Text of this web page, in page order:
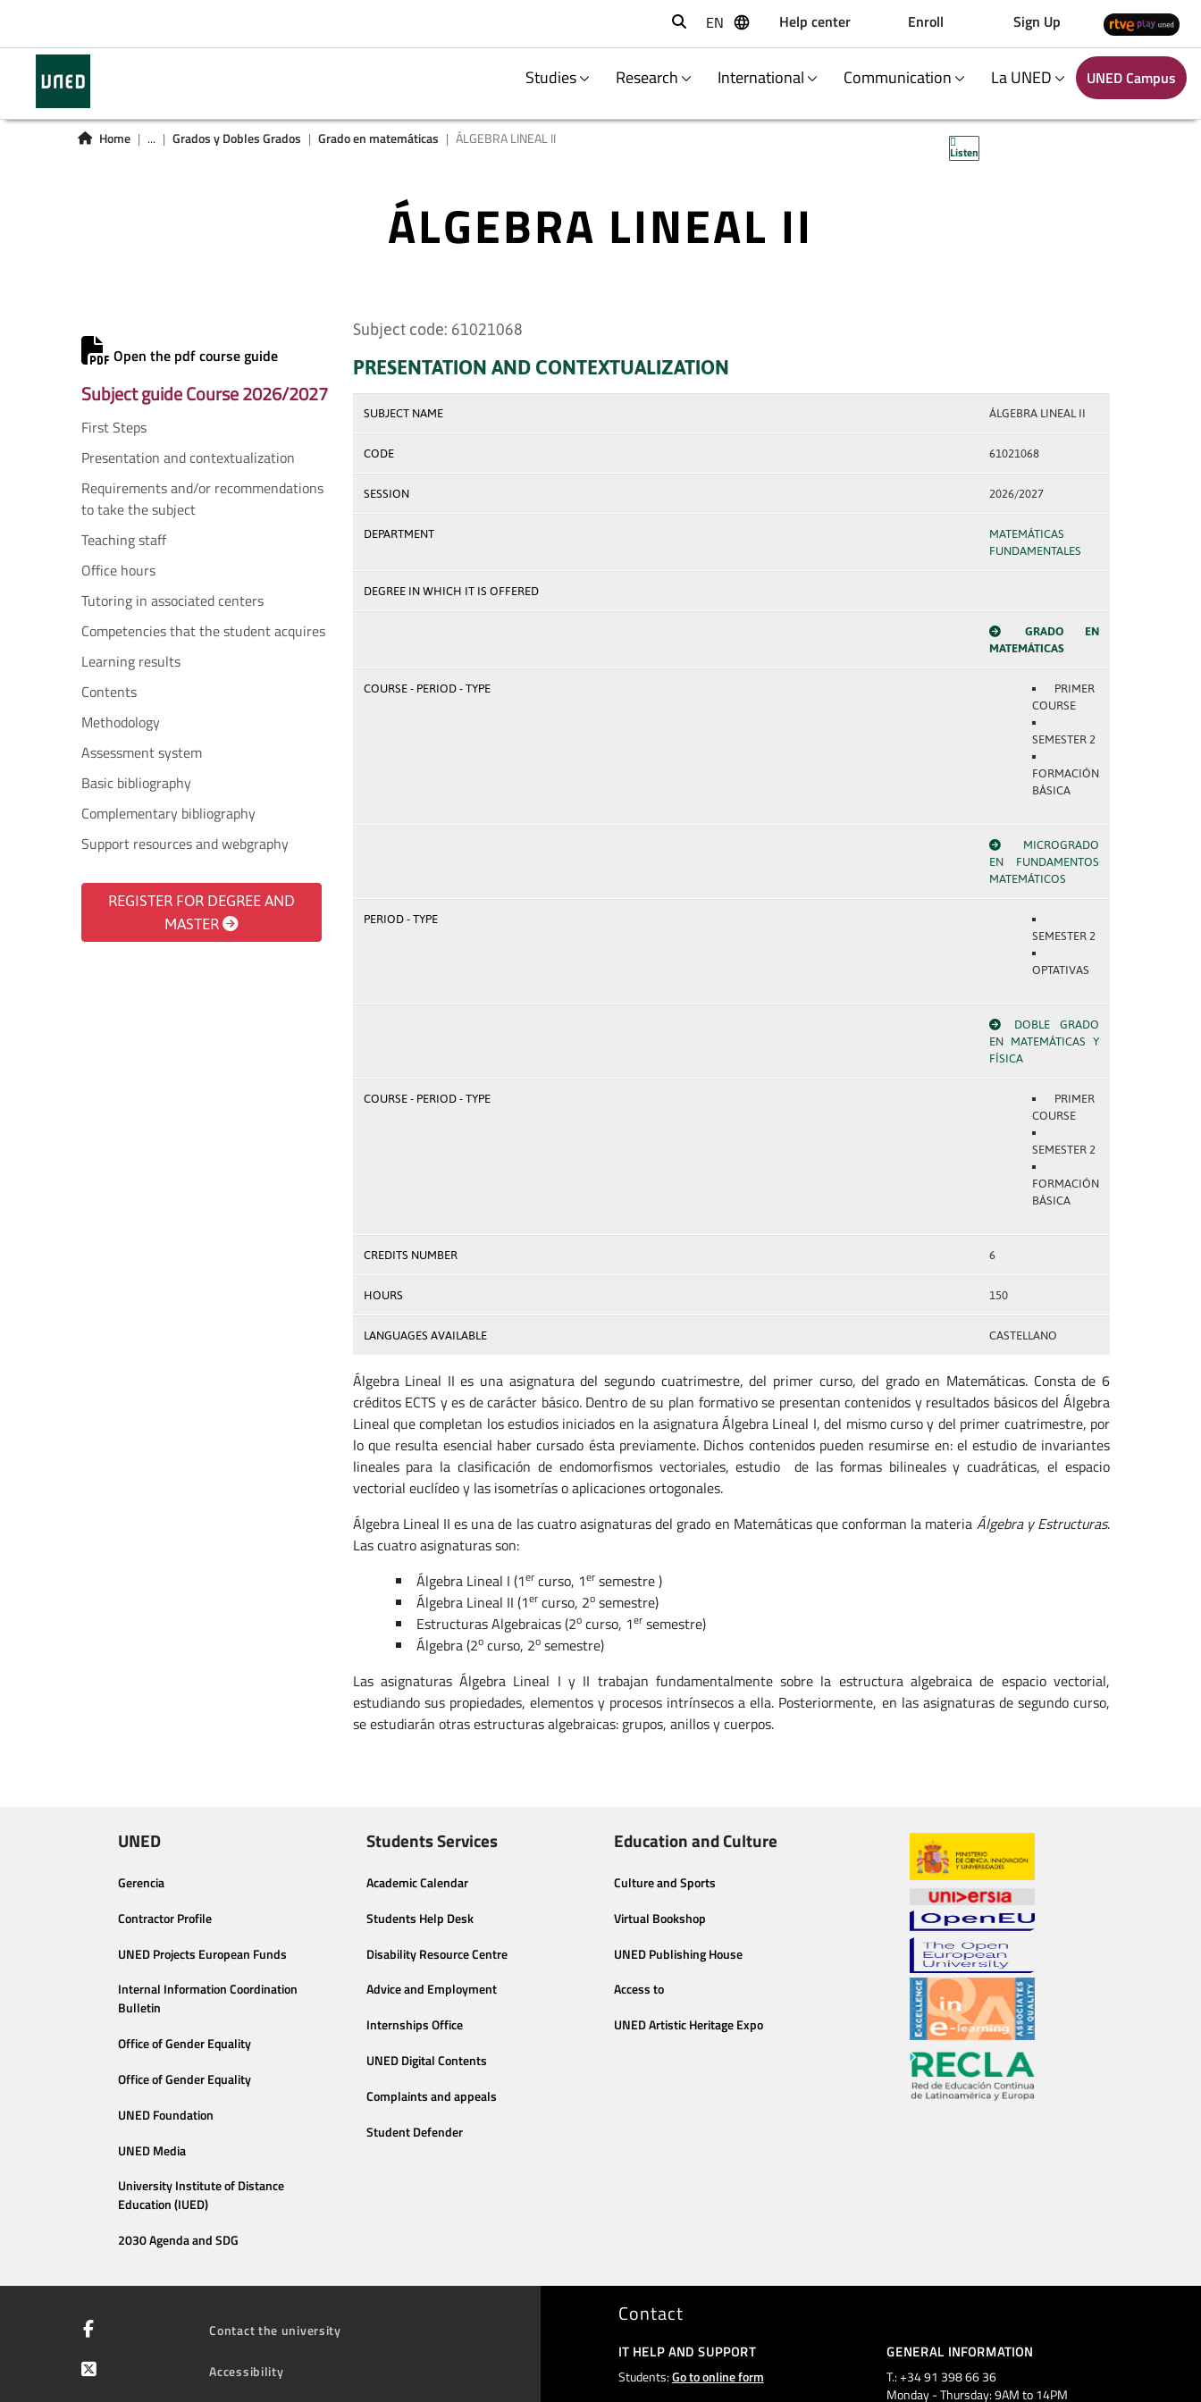
Buscar
EN Help center Enroll Sign Up
Studies Research International Communication La UNED UNED Campus
Home ... Grados y Dobles Grados Grado en matemáticas ÁLGEBRA LINEAL II
Listen
ÁLGEBRA LINEAL II
Open the pdf course guide
Subject guide Course 2026/2027
First Steps
Presentation and contextualization
Requirements and/or recommendations
to take the subject
Teaching staff
Office hours
Tutoring in associated centers
Competencies that the student acquires
Learning results
Contents
Methodology
Assessment system
Basic bibliography
Complementary bibliography
Support resources and webgraphy
REGISTER FOR DEGREE AND
MASTER
Subject code: 61021068
PRESENTATION AND CONTEXTUALIZATION
SUBJECT NAME ÁLGEBRA LINEAL II
CODE 61021068
SESSION 2026/2027
DEPARTMENT
MATEMÁTICAS
FUNDAMENTALES
DEGREE IN WHICH IT IS OFFERED
GRADO EN
MATEMÁTICAS
COURSE - PERIOD - TYPE
PRIMER
COURSE
SEMESTER 2
FORMACIÓN
BÁSICA
MICROGRADO
EN FUNDAMENTOS
MATEMÁTICOS
PERIOD - TYPE
SEMESTER 2
OPTATIVAS
DOBLE GRADO
EN MATEMÁTICAS Y
FÍSICA
COURSE - PERIOD - TYPE
PRIMER
COURSE
SEMESTER 2
FORMACIÓN
BÁSICA
CREDITS NUMBER 6
HOURS 150
LANGUAGES AVAILABLE CASTELLANO
Álgebra Lineal II es una asignatura del segundo cuatrimestre, del primer curso, del grado en Matemáticas. Consta de 6
créditos ECTS y es de carácter básico. Dentro de su plan formativo se presentan contenidos y resultados básicos del Álgebra
Lineal que completan los estudios iniciados en la asignatura Álgebra Lineal I, del mismo curso y del primer cuatrimestre, por
lo que resulta esencial haber cursado ésta previamente. Dichos contenidos pueden resumirse en: el estudio de invariantes
lineales para la clasificación de endomorfismos vectoriales, estudio de las formas bilineales y cuadráticas, el espacio
vectorial euclídeo y las isometrías o aplicaciones ortogonales.
Álgebra Lineal II es una de las cuatro asignaturas del grado en Matemáticas que conforman la materia Álgebra y Estructuras.
Las cuatro asignaturas son:
Álgebra Lineal I (1ercurso, 1ersemestre )
Álgebra Lineal II (1ercurso, 2osemestre)
Estructuras Algebraicas (2ocurso, 1ersemestre)
Álgebra (2ocurso, 2osemestre)
Las asignaturas Álgebra Lineal I y II trabajan fundamentalmente sobre la estructura algebraica de espacio vectorial,
estudiando sus propiedades, elementos y procesos intrínsecos a ella. Posteriormente, en las asignaturas de segundo curso,
se estudiarán otras estructuras algebraicas: grupos, anillos y cuerpos.
UNED
Gerencia
Contractor Profile
UNED Projects European Funds
Internal Information Coordination
Bulletin
Office of Gender Equality
Office of Gender Equality
UNED Foundation
UNED Media
University Institute of Distance
Education (IUED)
2030 Agenda and SDG
Students Services
Academic Calendar
Students Help Desk
Disability Resource Centre
Advice and Employment
Internships Office
UNED Digital Contents
Complaints and appeals
Student Defender
Education and Culture
Culture and Sports
Virtual Bookshop
UNED Publishing House
Access to
UNED Artistic Heritage Expo
Contact the university
Accessibility
Contact
IT HELP AND SUPPORT
Students:Go to online form
GENERAL INFORMATION
T.: +34 91 398 66 36
Monday - Thursday: 9AM to 14PM